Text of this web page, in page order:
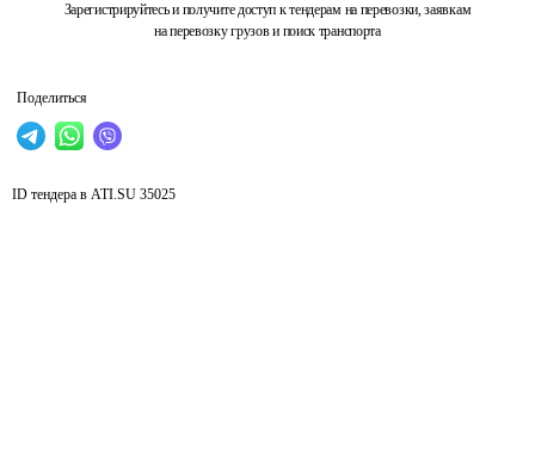
Зарегистрируйтесь и получите доступ к тендерам на перевозки, заявкам
на перевозку грузов и поиск транспорта
Поделиться
ID тендера в ATI.SU 35025